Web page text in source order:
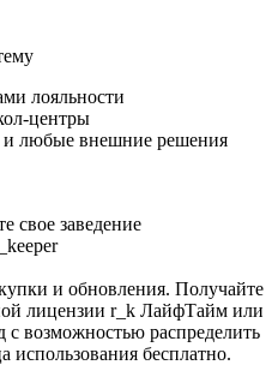
лояльности
центры
и любые внешние решения
свое заведение
keeper
и обновления. Получайте
лицензии r_k ЛайфТайм или
возможностью распределить
использования бесплатно.